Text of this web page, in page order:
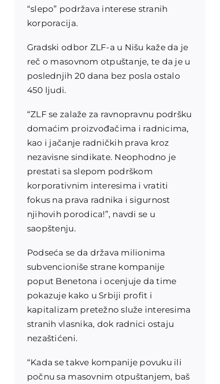
“slepo” podržava interese stranih
korporacija.
Gradski odbor ZLF-a u Nišu kaže da je
reč o masovnom otpuštanje, te da je u
poslednjih 20 dana bez posla ostalo
450 ljudi.
“ZLF se zalaže za ravnopravnu podršku
domaćim proizvođačima i radnicima,
kao i jačanje radničkih prava kroz
nezavisne sindikate. Neophodno je
prestati sa slepom podrškom
korporativnim interesima i vratiti
fokus na prava radnika i sigurnost
njihovih porodica!”, navdi se u
saopštenju.
Podseća se da država milionima
subvencioniše strane kompanije
poput Benetona i ocenjuje da time
pokazuje kako u Srbiji profit i
kapitalizam pretežno služe interesima
stranih vlasnika, dok radnici ostaju
nezaštićeni.
“Kada se takve kompanije povuku ili
počnu sa masovnim otpuštanjem, baš